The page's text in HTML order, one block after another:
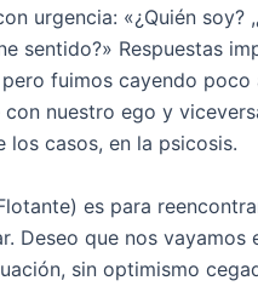
urgencia: «¿Quién soy?
sentido?» Respuestas
fuimos cayendo
nuestro ego y
los casos, en la psicosis.
es para
Deseo que nos vayamos
sin optimismo